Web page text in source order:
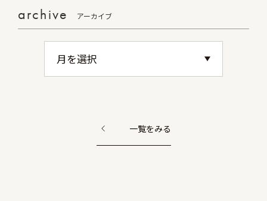
archive アーカイブ
一覧をみる